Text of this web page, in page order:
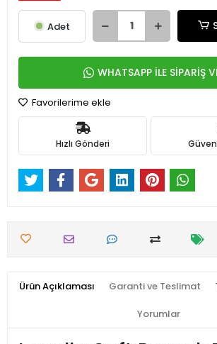
Adet
WHATSAPP İLE SİPARİŞ
Favorilerime ekle
Hızlı Gönderi
Ürün Açıklaması Garanti ve Teslimat
Yorumlar